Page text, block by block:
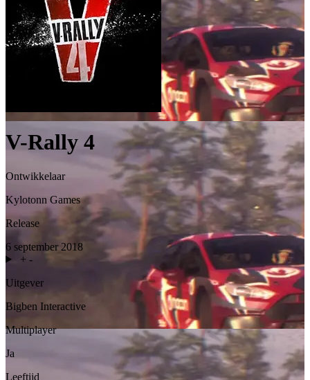
V-Rally 4
Ontwikkelaar
Kylotonn Games
Release
6 september 2018
+ -
Uitgever
Bigben Interactive
Multiplayer
Ja
Leeftijd